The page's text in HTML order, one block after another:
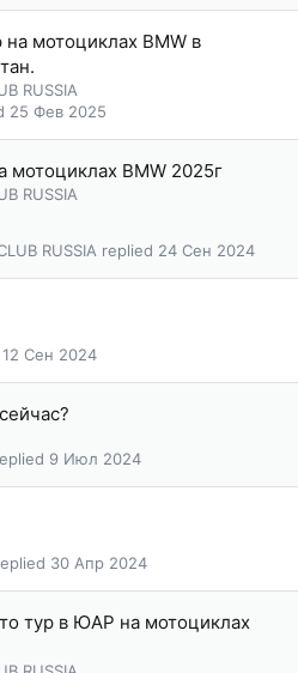
на мотоциклах BMW в
RUSSIA
25 Фев 2025
BMW 2025г
RUSSIA
24 Сен 2024
RUSSIA
12 Сен 2024
9 Июл 2024
30 Апр 2024
тур в ЮАР на мотоциклах